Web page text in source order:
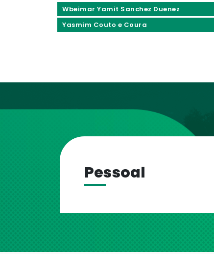
Wbeimar Yamit Sanchez Duenez
Yasmim Couto e Coura
Pessoal